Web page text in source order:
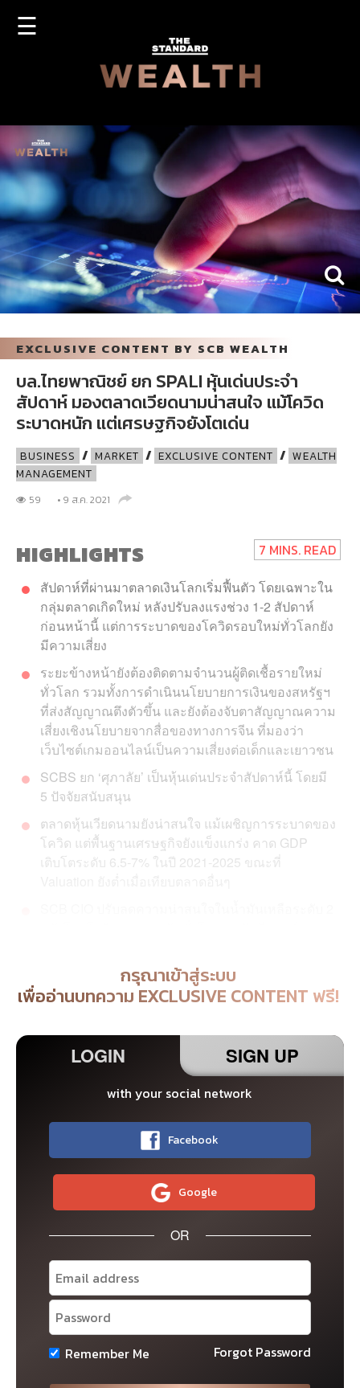
☰
SIGN
EXCLUSIVE CONTENT BY SCB WEALTH
บล.ไทยพาณิชย์ ยก SPALI หุ้นเด่นประจำ
สัปดาห์ มองตลาดเวียดนามน่าสนใจ แม้โควิด
ระบาดหนัก แต่เศรษฐกิจยังโตเด่น
BUSINESS / MARKET / EXCLUSIVE CONTENT / WEALTH
MANAGEMENT
59 • 9 ส.ค. 2021
HIGHLIGHTS 7 MINS. READ
สัปดาห์ที่ผ่านมาตลาดเงินโลกเริ่มฟื้นตัว โดยเฉพาะใน
กลุ่มตลาดเกิดใหม่ หลังปรับลงแรงช่วง 1-2 สัปดาห์
ก่อนหน้านี้ แต่การระบาดของโควิดรอบใหม่ทั่วโลกยัง
มีความเสี่ยง
ระยะข้างหน้ายังต้องติดตามจำนวนผู้ติดเชื้อรายใหม่
ทั่วโลก รวมทั้งการดำเนินนโยบายการเงินของสหรัฐฯ
ที่ส่งสัญญาณตึงตัวขึ้น และยังต้องจับตาสัญญาณความ
เสี่ยงเชิงนโยบายจากสื่อของทางการจีน ที่มองว่า
เว็บไซต์เกมออนไลน์เป็นความเสี่ยงต่อเด็กและเยาวชน
SCBS ยก ‘ศุภาลัย’ เป็นหุ้นเด่นประจำสัปดาห์นี้ โดยมี
5 ปัจจัยสนับสนุน
ตลาดหุ้นเวียดนามยังน่าสนใจ แม้เผชิญการระบาดของ
โควิด แต่พื้นฐานเศรษฐกิจยังแข็งแกร่ง คาด GDP
เติบโตระดับ 6.5-7% ในปี 2021-2025 ขณะที่
สัปดาห์ที่ผ่านมาตลาดการเงินโลกฟื้นตัว โดยเฉพาะตลาด
วิดทั่วโลก และตัวเลขเศรษฐกิจสหรัฐฯ และจีนที่ชะลอตัว ยัง
คงเป็นความเสี่ยงสำคัญ
จำนวนผู้ติดเชื้อที่มีมากขึ้นอย่างต่อเนื่องทั้งในประเทศ
จีน ทำให้ทางการประกาศปิดกิจกรรมทางเศรษฐกิจใน
หลายมณฑลอีกครั้ง
เอเชีย ดัชนี ISM ในสหรัฐฯ รวมถึงตัวเลขการจ้างงานภาค
เอกชน (ADP) ที่ต่ำกว่าคาดมาก
ความเสี่ยงเงินเฟ้อและนโยบายการเงินที่ตึงตัวในสหรัฐฯ
โดยรองประธาน Fed ริชาร์ด คลาริดา ส่งสัญญาณว่า
กรุณาเข้าสู่ระบบ
เพื่ออ่านบทความ EXCLUSIVE CONTENT ฟรี!
LOGIN SIGN UP
with your social network
Facebook
Google
OR
Remember Me Forgot Password